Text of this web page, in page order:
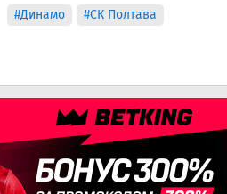
#Динамо #СК Полтава